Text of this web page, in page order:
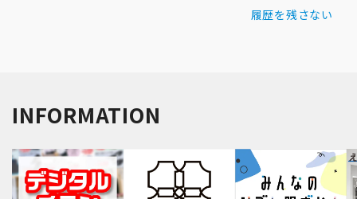
履歴を残さない
INFORMATION